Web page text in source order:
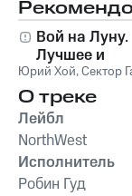
Вой на Луну.
Лучшее и
неизданное
Юрий Хой,Сектор
О треке
Лейбл
NorthWest
Исполнитель
Робин Гуд